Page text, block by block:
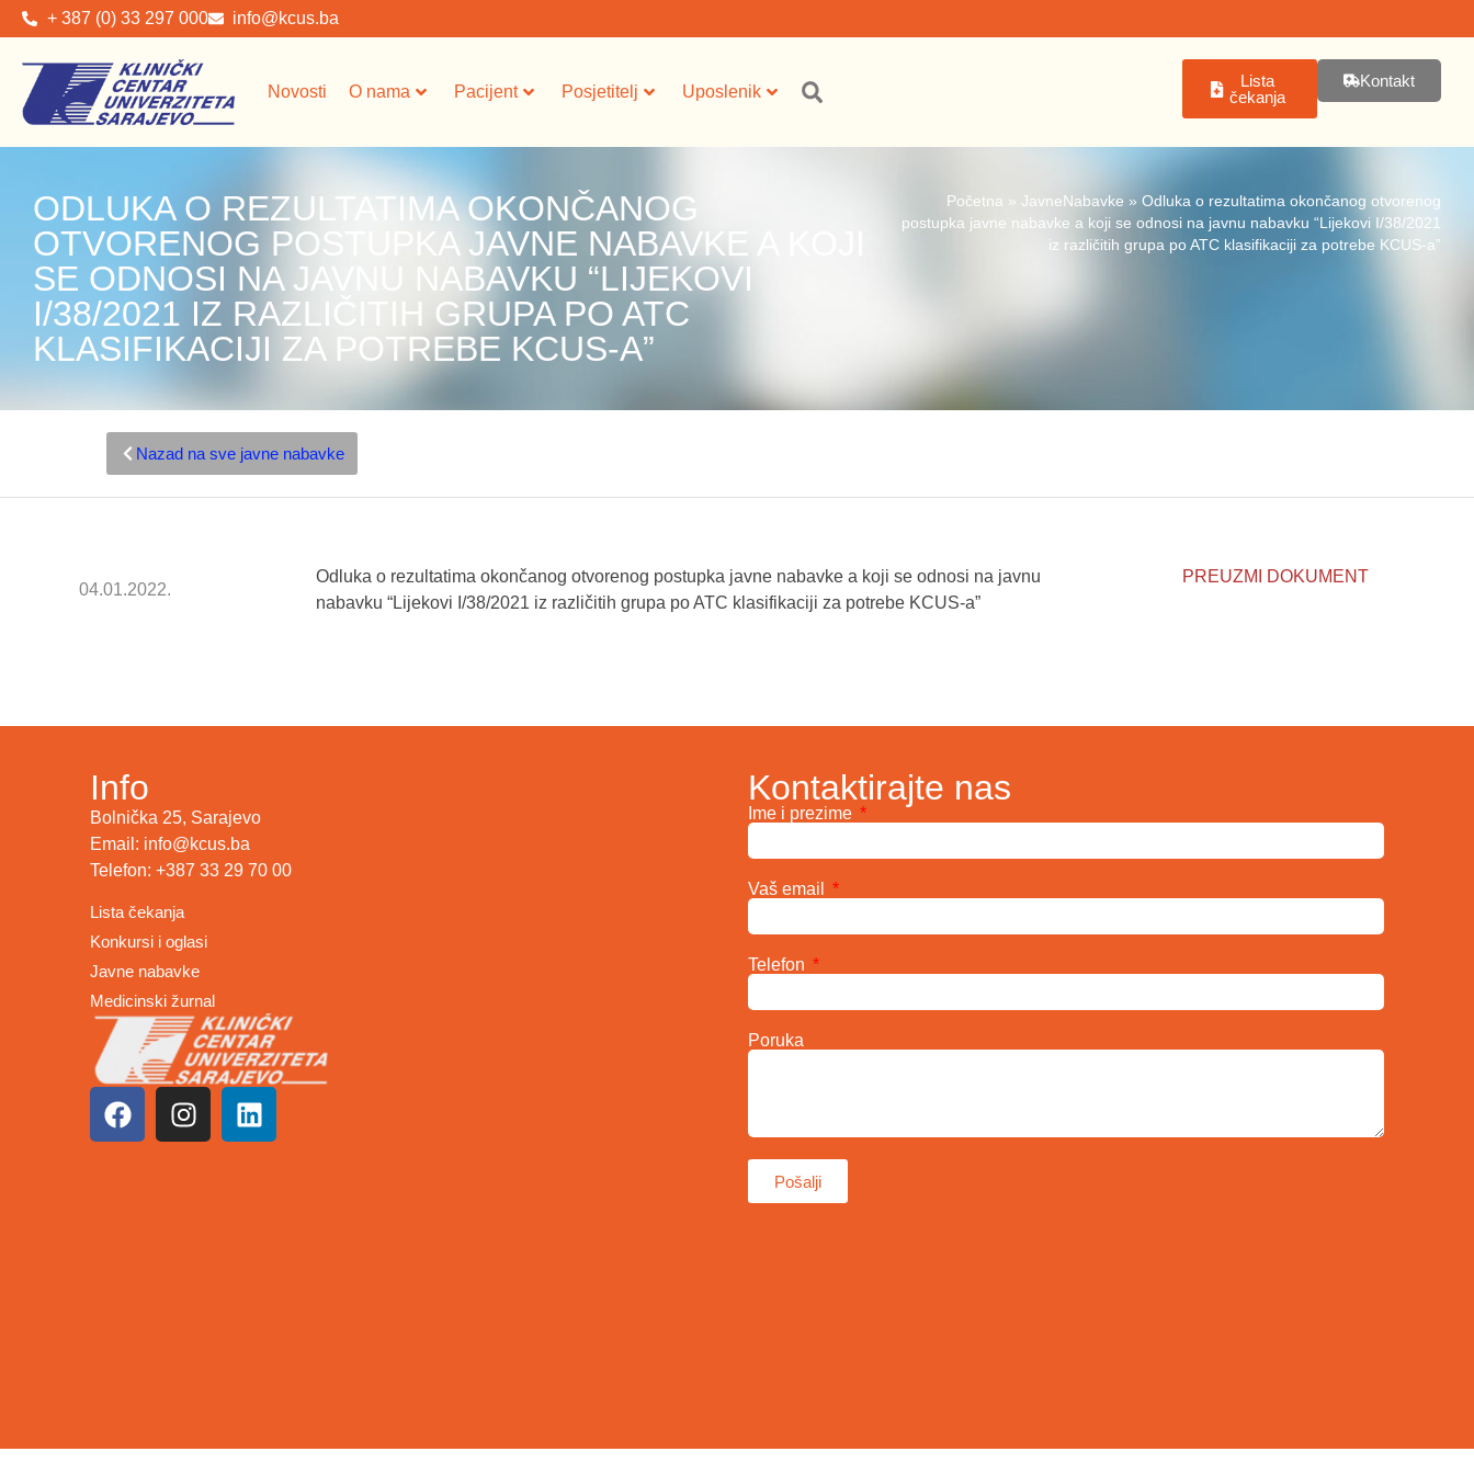
+ 387 (0) 33 297 000 info@kcus.ba
Novosti O nama Pacijent Posjetitelj Uposlenik
Lista
čekanja
Kontakt
ODLUKA O REZULTATIMA OKONČANOG
OTVORENOG POSTUPKA JAVNE NABAVKE A KOJI
SE ODNOSI NA JAVNU NABAVKU “LIJEKOVI
I/38/2021 IZ RAZLIČITIH GRUPA PO ATC
KLASIFIKACIJI ZA POTREBE KCUS-A”
Početna » JavneNabavke » Odluka o rezultatima okončanog otvorenog
postupka javne nabavke a koji se odnosi na javnu nabavku “Lijekovi I/38/2021
iz različitih grupa po ATC klasifikaciji za potrebe KCUS-a”
Nazad na sve javne nabavke
04.01.2022.
Odluka o rezultatima okončanog otvorenog postupka javne nabavke a koji se odnosi na javnu
nabavku “Lijekovi I/38/2021 iz različitih grupa po ATC klasifikaciji za potrebe KCUS-a”
PREUZMI DOKUMENT
Info
Bolnička 25, Sarajevo
Email: info@kcus.ba
Telefon: +387 33 29 70 00
Lista čekanja
Konkursi i oglasi
Javne nabavke
Medicinski žurnal
Kontaktirajte nas
Ime i prezime
Vaš email
Telefon
Poruka
Pošalji